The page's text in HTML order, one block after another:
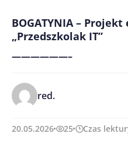
BOGATYNIA –
„Przedszkolak IT”
——————–
red.
20.05.2026 25 Czas